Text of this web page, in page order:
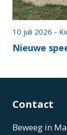
Nieuwe
10 juli 2026 -
Contact
Beweeg in